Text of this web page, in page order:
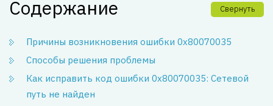
Содержание Свернуть
Причины возникновения ошибки 0x80070035
Способы решения проблемы
Как исправить код ошибки 0x80070035: Сетевой
путь не найден